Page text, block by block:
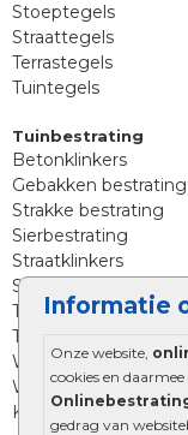
Informatie
Onze website,
cookies en
gedrag van
Stoeptegels
Straattegels
Terrastegels
Tuintegels
Tuinbestrating
Betonklinkers
Gebakken bestrating
Strakke bestrating
Sierbestrating
Straatklinkers
Straatstenen
Trommelstenen
Tuinstenen
Waalformaat
Wildverband
Kingstones